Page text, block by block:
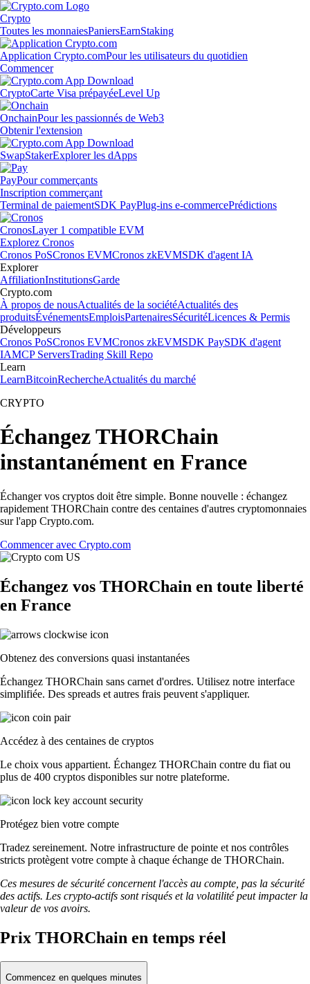
Crypto
Toutes les monnaiesPaniersEarnStaking
Application Crypto.comPour les utilisateurs du quotidien
Commencer
CryptoCarte Visa prépayéeLevel Up
OnchainPour les passionnés de Web3
Obtenir l'extension
SwapStakerExplorer les dApps
PayPour commerçants
Inscription commerçant
Terminal de paiementSDK PayPlug-ins e-commercePrédictions
CronosLayer 1 compatible EVM
Explorez Cronos
Cronos PoSCronos EVMCronos zkEVMSDK d'agent IA
Explorer
AffiliationInstitutionsGarde
Crypto.com
À propos de nousActualités de la sociétéActualités des
produitsÉvénementsEmploisPartenairesSécuritéLicences & Permis
Développeurs
Cronos PoSCronos EVMCronos zkEVMSDK PaySDK d'agent
IAMCP ServersTrading Skill Repo
Learn
LearnBitcoinRechercheActualités du marché
CRYPTO
Échangez THORChain
instantanément en France
Échanger vos cryptos doit être simple. Bonne nouvelle : échangez
rapidement THORChain contre des centaines d'autres cryptomonnaies
sur l'app Crypto.com.
Commencer avec Crypto.com
Échangez vos THORChain en toute liberté
en France
Obtenez des conversions quasi instantanées
Échangez THORChain sans carnet d'ordres. Utilisez notre interface
simplifiée. Des spreads et autres frais peuvent s'appliquer.
Accédez à des centaines de cryptos
Le choix vous appartient. Échangez THORChain contre du fiat ou
plus de 400 cryptos disponibles sur notre plateforme.
Protégez bien votre compte
Tradez sereinement. Notre infrastructure de pointe et nos contrôles
stricts protègent votre compte à chaque échange de THORChain.
Ces mesures de sécurité concernent l'accès au compte, pas la sécurité
des actifs. Les crypto-actifs sont risqués et la volatilité peut impacter la
valeur de vos avoirs.
Prix THORChain en temps réel
Commencez en quelques minutes